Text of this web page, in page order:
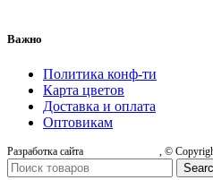
Важно
Политика конф-ти
Карта цветов
Доставка и оплата
Оптовикам
Разработка сайта , ©